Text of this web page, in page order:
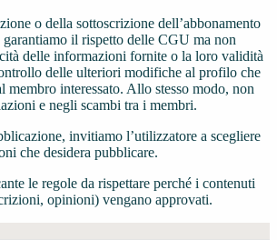
o della sottoscrizione dell’abbonamento
il rispetto delle CGU ma non
delle informazioni fornite o la loro validità
delle ulteriori modifiche al profilo che
membro interessato. Allo stesso modo, non
e negli scambi tra i membri.
invitiamo l’utilizzatore a scegliere
che desidera pubblicare.
le regole da rispettare perché i contenuti
opinioni) vengano approvati.